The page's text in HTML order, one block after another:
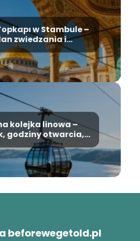
w Stambule –
zwiedzania i
atrakcje
kolejka linowa –
godziny otwarcia,
informacje
beforewegetold.pl